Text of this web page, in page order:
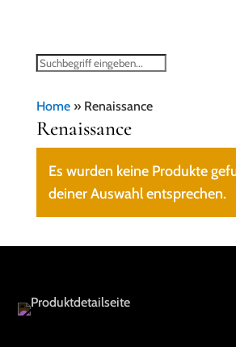
Home» Renaissance
Renaissance
Es wurden keine Produkte
deiner Auswahl entsprechen.